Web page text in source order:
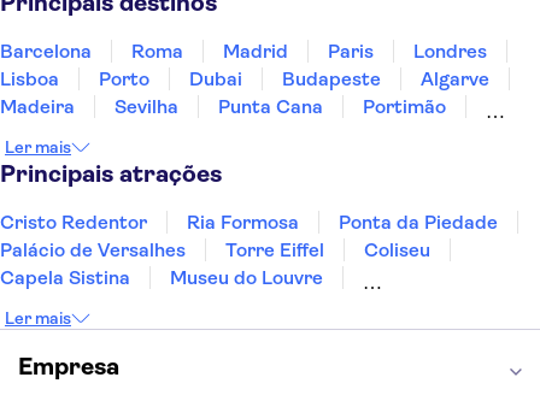
Barcelona Roma Madrid Paris
Londres
Lisboa
Porto Dubai Budapeste
Algarve
Madeira
Sevilha Punta Cana
Portimão
Sesimbra
Ler mais
Principais atrações
Cristo Redentor Ria Formosa
Ponta da Piedade
Palácio de Versalhes
Torre Eiffel
Coliseu
Capela Sistina
Museu do Louvre
Torre de Belém
Caminito del Rey
Castelo de São Jorge
Ler mais
Empresa